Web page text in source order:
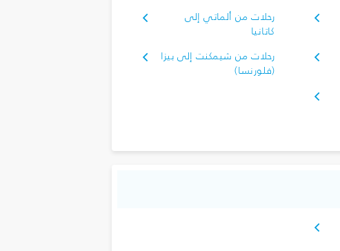
رحلات من ألماتي إلى
كاتانيا
رحلات من شيمكنت إلى بيزا
(فلورنسا)